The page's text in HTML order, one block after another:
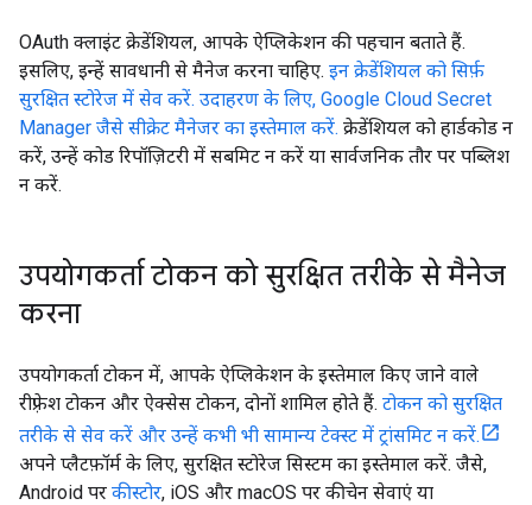
OAuth क्लाइंट क्रेडेंशियल, आपके ऐप्लिकेशन की पहचान बताते हैं.
इसलिए, इन्हें सावधानी से मैनेज करना चाहिए. इन क्रेडेंशियल को सिर्फ़
सुरक्षित स्टोरेज में सेव करें. उदाहरण के लिए, Google Cloud Secret
Manager जैसे सीक्रेट मैनेजर का इस्तेमाल करें. क्रेडेंशियल को हार्डकोड न
करें, उन्हें कोड रिपॉज़िटरी में सबमिट न करें या सार्वजनिक तौर पर पब्लिश
न करें.
उपयोगकर्ता टोकन को सुरक्षित तरीके से मैनेज
करना
उपयोगकर्ता टोकन में, आपके ऐप्लिकेशन के इस्तेमाल किए जाने वाले
रीफ़्रेश टोकन और ऐक्सेस टोकन, दोनों शामिल होते हैं. टोकन को सुरक्षित
तरीके से सेव करें और उन्हें कभी भी सामान्य टेक्स्ट में ट्रांसमिट न करें.
अपने प्लैटफ़ॉर्म के लिए, सुरक्षित स्टोरेज सिस्टम का इस्तेमाल करें. जैसे,
Android पर कीस्टोर, iOS और macOS पर कीचेन सेवाएं या